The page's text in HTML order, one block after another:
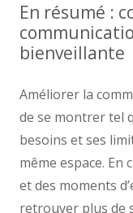
En résumé :
bienveillante
Améliorer la
de se montrer tel
besoins et ses
même espace. En
et des moments
retrouver plus de